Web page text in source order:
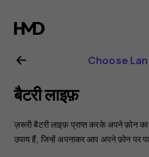
Nokia
6.2
user
guide
Choose
बैटरी लाइफ़
ज़रूरी बैटरी लाइफ़ प्राप्त करके अपने फ़ोन
उपाय हैं, जिन्हें अपनाकर आप अपने फ़ोन पर